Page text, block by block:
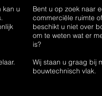
kan u
Bent u op zoek naar
commerciële ruimte
beschikt u niet over
om te weten wat er
is?
Wij staan u graag bij
bouwtechnisch vlak.